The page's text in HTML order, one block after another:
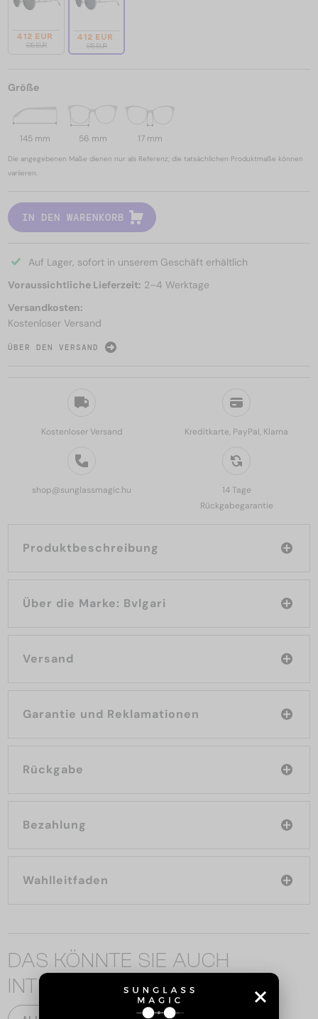
Kostenloser Versand Kreditkarte, PayPal, Klarna
shop@sunglassmagic.hu
14 Tage
Rückgabegarantie
Produktbeschreibung
Über die Marke: Bvlgari
Versand
Garantie und Reklamationen
Rückgabe
Bezahlung
Wahlleitfaden
412 EUR
515 EUR
412 EUR
515 EUR
Größe
145 mm 56 mm 17 mm
Die angegebenen Maße dienen nur als Referenz; die tatsächlichen Produktmaße können
variieren.
IN DEN WARENKORB
Auf Lager, sofort in unserem Geschäft erhältlich
Voraussichtliche Lieferzeit: 2–4 Werktage
Versandkosten:
Kostenloser Versand
ÜBER DEN VERSAND
DAS KÖNNTE SIE AUCH
INTERESSIEREN